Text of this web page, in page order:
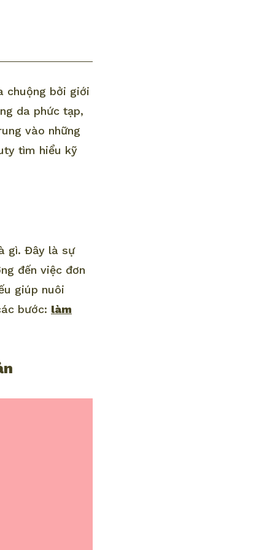
chuộng bởi giới
da phức tạp,
vào những
tìm hiểu kỹ
gì. Đây là sự
đến việc đơn
giúp nuôi
bước: làm